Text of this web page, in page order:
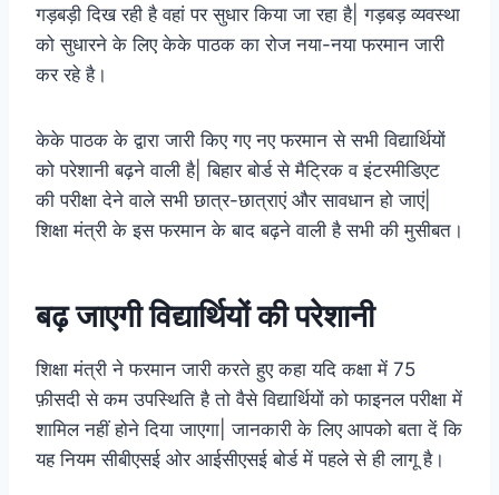
गड़बड़ी दिख रही है वहां पर सुधार किया जा रहा है| गड़बड़ व्यवस्था
को सुधारने के लिए केके पाठक का रोज नया-नया फरमान जारी
कर रहे है।
केके पाठक के द्वारा जारी किए गए नए फरमान से सभी विद्यार्थियों
को परेशानी बढ़ने वाली है| बिहार बोर्ड से मैट्रिक व इंटरमीडिएट
की परीक्षा देने वाले सभी छात्र-छात्राएं और सावधान हो जाएं|
शिक्षा मंत्री के इस फरमान के बाद बढ़ने वाली है सभी की मुसीबत।
बढ़ जाएगी विद्यार्थियों की परेशानी
शिक्षा मंत्री ने फरमान जारी करते हुए कहा यदि कक्षा में 75
फ़ीसदी से कम उपस्थिति है तो वैसे विद्यार्थियों को फाइनल परीक्षा में
शामिल नहीं होने दिया जाएगा| जानकारी के लिए आपको बता दें कि
यह नियम सीबीएसई ओर आईसीएसई बोर्ड में पहले से ही लागू है।